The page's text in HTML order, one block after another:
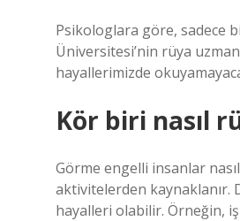
Psikologlara göre, sadece
Üniversitesi’nin rüya
hayallerimizde
Kör biri nasıl
Görme engelli insanlar
aktivitelerden kaynaklanır.
hayalleri olabilir. Örneğin,